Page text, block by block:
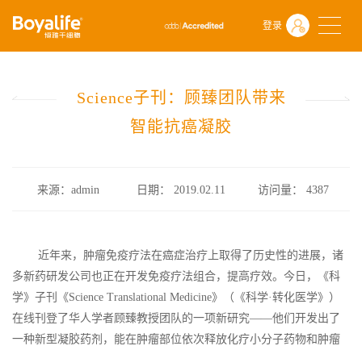
登录
首页 什么是干细胞
前沿动态
Science子刊：顾臻团队带来智能抗癌凝胶
Science子刊：顾臻团队带来
智能抗癌凝胶
来源：admin 日期： 2019.02.11 访问量：4387
近年来，肿瘤免疫疗法在癌症治疗上取得了历史性的进展，诸
多新药研发公司也正在开发免疫疗法组合，提高疗效。今日，《科
学》子刊《Science Translational Medicine》（《科学·转化医学》）
在线刊登了华人学者顾臻教授团队的一项新研究——他们开发出了
一种新型凝胶药剂，能在肿瘤部位依次释放化疗小分子药物和肿瘤